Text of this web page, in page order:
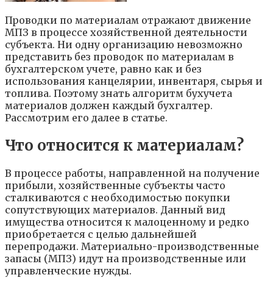
Проводки по материалам отражают движение
МПЗ в процессе хозяйственной деятельности
субъекта. Ни одну организацию невозможно
представить без проводок по материалам в
бухгалтерском учете, равно как и без
использования канцелярии, инвентаря, сырья и
топлива. Поэтому знать алгоритм бухучета
материалов должен каждый бухгалтер.
Рассмотрим его далее в статье.
Что относится к материалам?
В процессе работы, направленной на получение
прибыли, хозяйственные субъекты часто
сталкиваются с необходимостью покупки
сопутствующих материалов. Данный вид
имущества относится к малоценному и редко
приобретается с целью дальнейшей
перепродажи. Материально-производственные
запасы (МПЗ) идут на производственные или
управленческие нужды.